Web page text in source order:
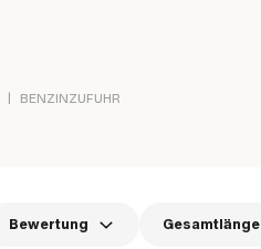
| BENZINZUFUHR
Bewertung Gesamtlänge